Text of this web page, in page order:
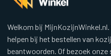
Welkom bij
helpen bij het bestellen van
beantwoorden. Of bezoek